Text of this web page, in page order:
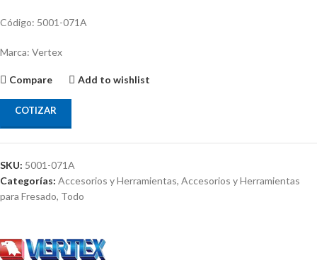
Código: 5001-071A
Marca: Vertex
Compare Add to wishlist
COTIZAR
SKU: 5001-071A
Categorías: Accesorios y Herramientas, Accesorios y Herramientas
para Fresado, Todo